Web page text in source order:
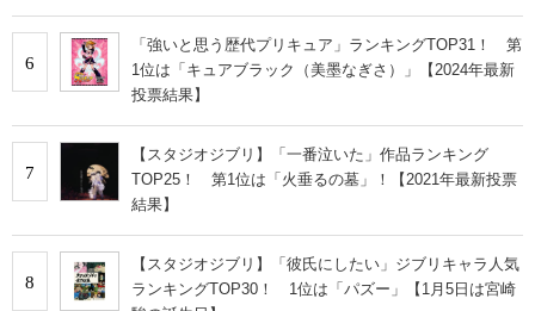
6
「強いと思う歴代プリキュア」ランキングTOP31！ 第
1位は「キュアブラック（美墨なぎさ）」【2024年最新
投票結果】
7
【スタジオジブリ】「一番泣いた」作品ランキング
TOP25！ 第1位は「火垂るの墓」！【2021年最新投票
結果】
8
【スタジオジブリ】「彼氏にしたい」ジブリキャラ人気
ランキングTOP30！ 1位は「パズー」【1月5日は宮崎